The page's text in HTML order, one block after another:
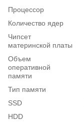
Процессор
Количество ядер
Чипсет
материнской платы
Объем
оперативной
памяти
Тип памяти
SSD
HDD